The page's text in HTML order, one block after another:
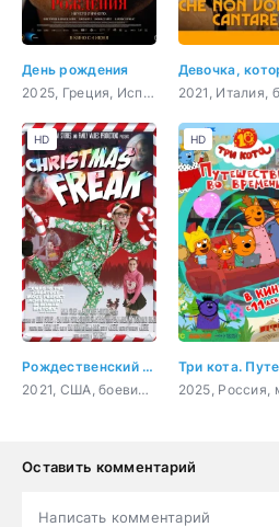
День рождения
2025, Греция, Испания, Великобритания, Нидерланды, драма
Рождественский чудак
2021, США, боевик, комедия
HD HD
Оставить комментарий
Написать комментарий